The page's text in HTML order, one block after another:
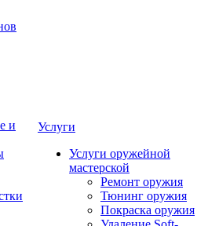
и
Услуги
Услуги оружейной
мастерской
Ремонт оружия
Тюнинг оружия
Покраска оружия